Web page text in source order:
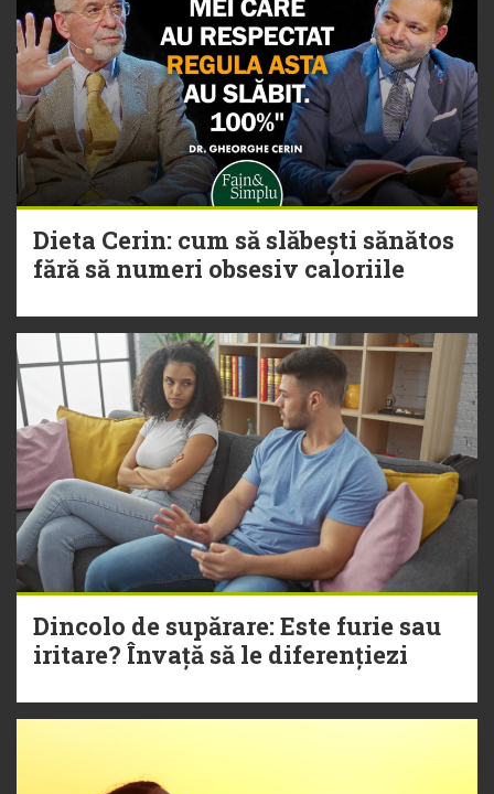
Dieta Cerin: cum să slăbești sănătos
fără să numeri obsesiv caloriile
Dincolo de supărare: Este furie sau
iritare? Învață să le diferențiezi